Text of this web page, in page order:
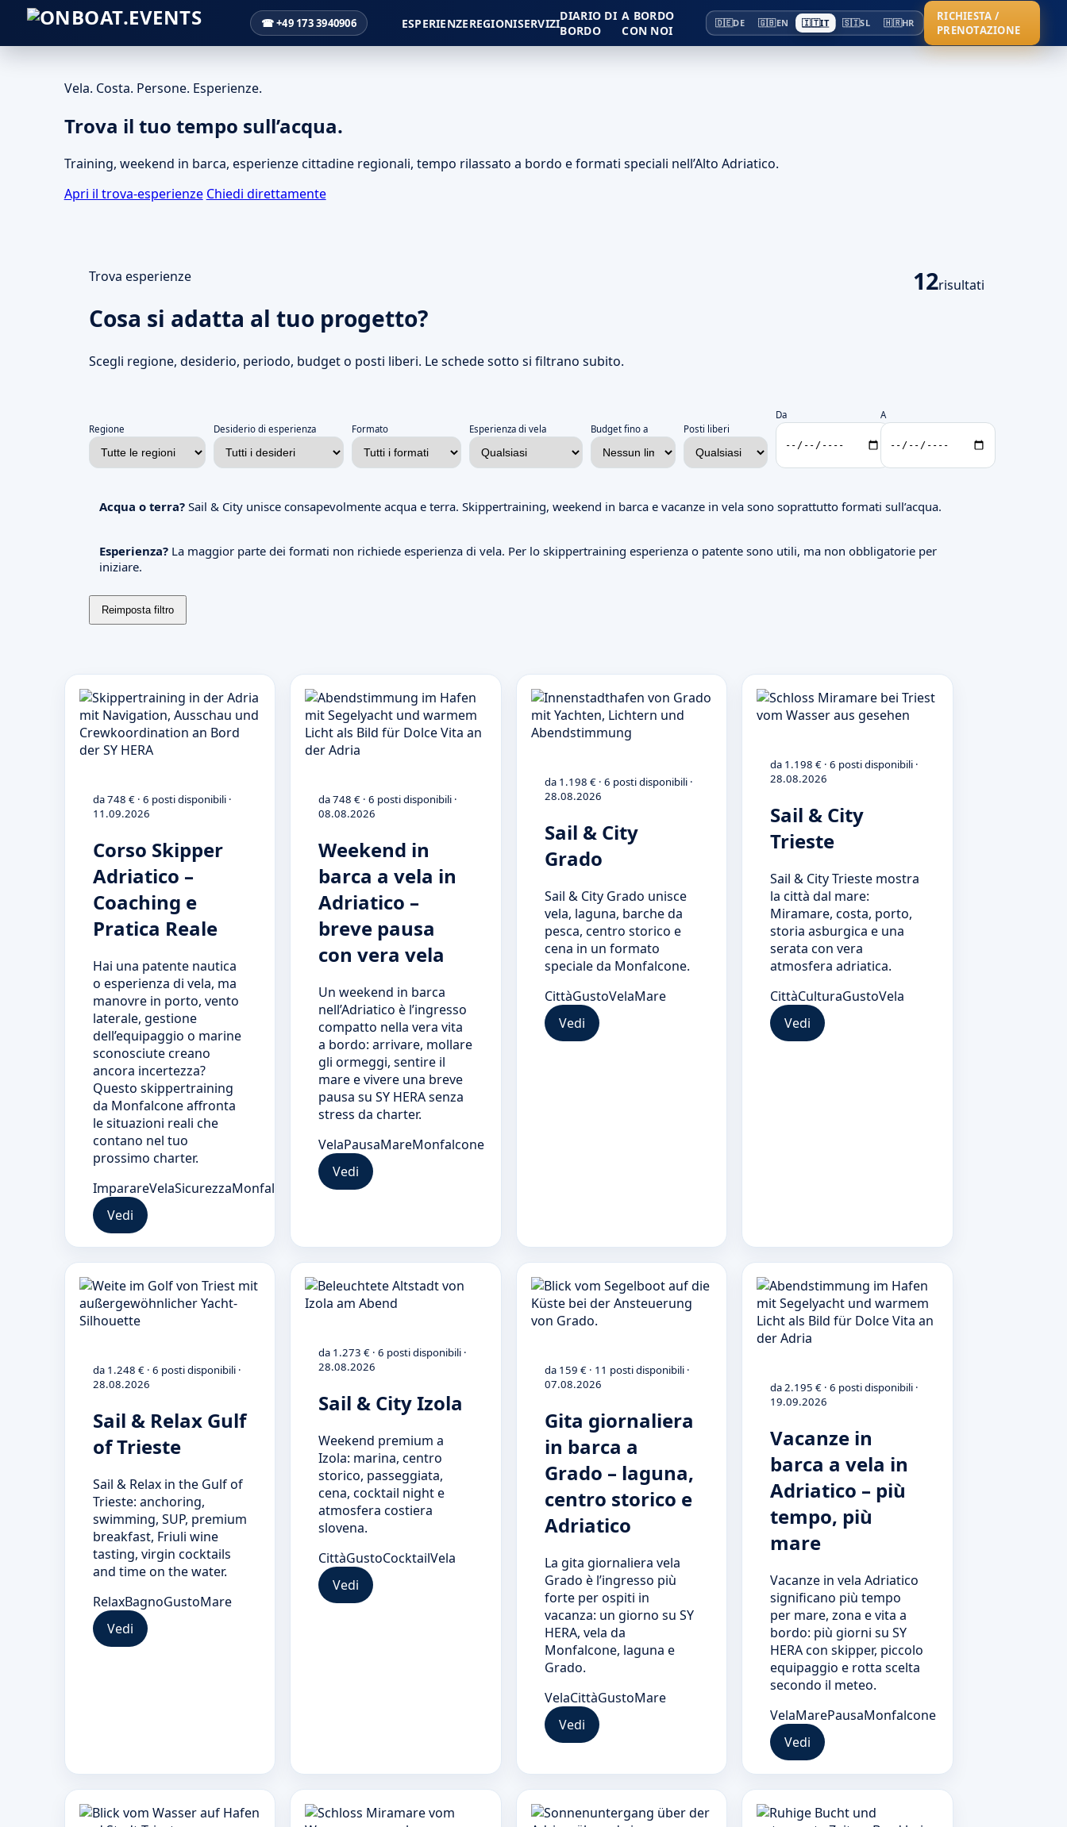
☎ +49 173 3940906 ESPERIENZEREGIONISERVIZIDIARIO DI
BORDO
A BORDO
CON NOI
🇩🇪DE 🇬🇧EN 🇮🇹IT 🇸🇮SL 🇭🇷HR
RICHIESTA /
PRENOTAZIONE
Vela. Costa. Persone. Esperienze.
Trova il tuo tempo sull’acqua.
Training, weekend in barca, esperienze cittadine regionali, tempo rilassato a bordo e formati speciali nell’Alto Adriatico.
Apri il trova-esperienze Chiedi direttamente
Trova esperienze
Cosa si adatta al tuo progetto?
Scegli regione, desiderio, periodo, budget o posti liberi. Le schede sotto si filtrano subito.
12risultati
Regione Desiderio di esperienza Formato Esperienza di vela Budget fino a Posti liberi
Da A
Acqua o terra? Sail & City unisce consapevolmente acqua e terra. Skippertraining, weekend in barca e vacanze in vela sono soprattutto formati sull’acqua.
Esperienza? La maggior parte dei formati non richiede esperienza di vela. Per lo skippertraining esperienza o patente sono utili, ma non obbligatorie per
iniziare.
Reimposta filtro
da 748 € · 6 posti disponibili ·
11.09.2026
Corso Skipper
Adriatico –
Coaching e
Pratica Reale
Hai una patente nautica
o esperienza di vela, ma
manovre in porto, vento
laterale, gestione
dell’equipaggio o marine
sconosciute creano
ancora incertezza?
Questo skippertraining
da Monfalcone affronta
le situazioni reali che
contano nel tuo
prossimo charter.
ImparareVelaSicurezzaMonfalcone
Vedi
da 748 € · 6 posti disponibili ·
08.08.2026
Weekend in
barca a vela in
Adriatico –
breve pausa
con vera vela
Un weekend in barca
nell’Adriatico è l’ingresso
compatto nella vera vita
a bordo: arrivare, mollare
gli ormeggi, sentire il
mare e vivere una breve
pausa su SY HERA senza
stress da charter.
VelaPausaMareMonfalcone
Vedi
da 1.198 € · 6 posti disponibili ·
28.08.2026
Sail & City
Grado
Sail & City Grado unisce
vela, laguna, barche da
pesca, centro storico e
cena in un formato
speciale da Monfalcone.
CittàGustoVelaMare
Vedi
da 1.198 € · 6 posti disponibili ·
28.08.2026
Sail & City
Trieste
Sail & City Trieste mostra
la città dal mare:
Miramare, costa, porto,
storia asburgica e una
serata con vera
atmosfera adriatica.
CittàCulturaGustoVela
Vedi
da 1.248 € · 6 posti disponibili ·
28.08.2026
Sail & Relax Gulf
of Trieste
Sail & Relax in the Gulf of
Trieste: anchoring,
swimming, SUP, premium
breakfast, Friuli wine
tasting, virgin cocktails
and time on the water.
RelaxBagnoGustoMare
Vedi
da 1.273 € · 6 posti disponibili ·
28.08.2026
Sail & City Izola
Weekend premium a
Izola: marina, centro
storico, passeggiata,
cena, cocktail night e
atmosfera costiera
slovena.
CittàGustoCocktailVela
Vedi
da 159 € · 11 posti disponibili ·
07.08.2026
Gita giornaliera
in barca a
Grado – laguna,
centro storico e
Adriatico
La gita giornaliera vela
Grado è l’ingresso più
forte per ospiti in
vacanza: un giorno su SY
HERA, vela da
Monfalcone, laguna e
Grado.
VelaCittàGustoMare
Vedi
da 2.195 € · 6 posti disponibili ·
19.09.2026
Vacanze in
barca a vela in
Adriatico – più
tempo, più
mare
Vacanze in vela Adriatico
significano più tempo
per mare, zona e vita a
bordo: più giorni su SY
HERA con skipper, piccolo
equipaggio e rotta scelta
secondo il meteo.
VelaMarePausaMonfalcone
Vedi